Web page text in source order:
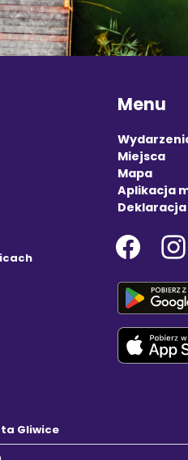
Menu
Miejsca
Mapa
Aplikacja
Gliwice